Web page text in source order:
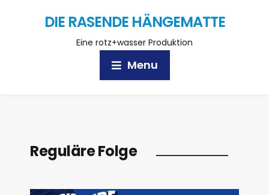
DIE RASENDE HÄNGEMATTE
Eine rotz+wasser Produktion
Menu
Reguläre Folge